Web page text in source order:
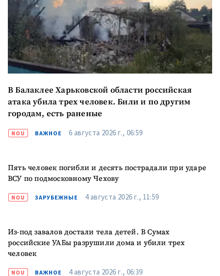
В Балаклее Харьковской области российская
атака убила трех человек. Били и по другим
городам, есть раненые
NOU ВАЖНОЕ 6 августа 2026 г., 06:59
Пять человек погибли и десять пострадали при ударе
ВСУ по подмосковному Чехову
NOU ЗАРУБЕЖНЫЕ 4 августа 2026 г., 11:59
Из-под завалов достали тела детей. В Сумах
российские УАБы разрушили дома и убили трех
человек
NOU ВАЖНОЕ 4 августа 2026 г., 06:39
Заголовок новости
+ Добавить
заголовок
Фотография
+ Загрузить
медиа
+ Добавить текст